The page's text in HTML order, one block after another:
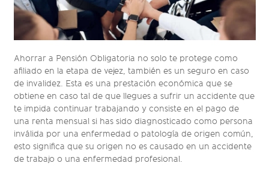
Ahorrar a Pensión Obligatoria no solo te protege como
afiliado en la etapa de vejez, también es un seguro en caso
de invalidez. Esta es una prestación económica que se
obtiene en caso tal de que llegues a sufrir un accidente que
te impida continuar trabajando y consiste en el pago de
una renta mensual si has sido diagnosticado como persona
inválida por una enfermedad o patología de origen común,
esto significa que su origen no es causado en un accidente
de trabajo o una enfermedad profesional.